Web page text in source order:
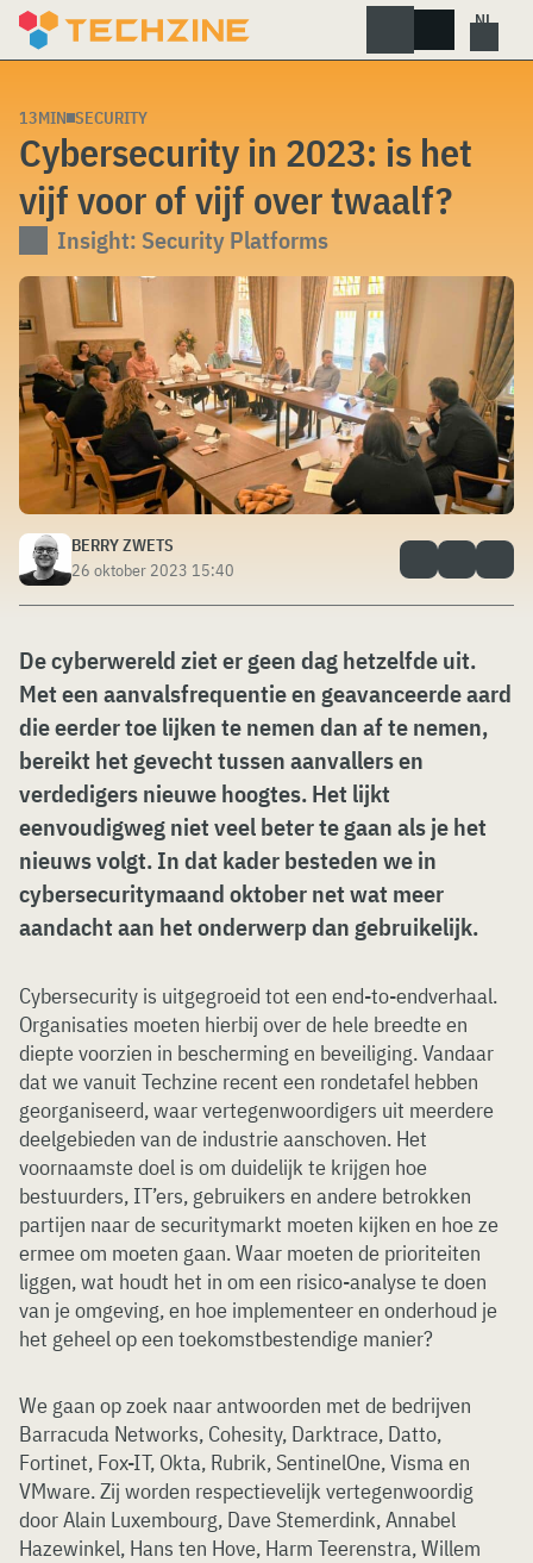
Skip
13MIN SECURITY
Cybersecurity in 2023: is het
vijf voor of vijf over twaalf?
Insight: Security Platforms
BERRY ZWETS
26 oktober 2023 15:40
De cyberwereld ziet er geen dag hetzelfde uit.
Met een aanvalsfrequentie en geavanceerde aard
die eerder toe lijken te nemen dan af te nemen,
bereikt het gevecht tussen aanvallers en
verdedigers nieuwe hoogtes. Het lijkt
eenvoudigweg niet veel beter te gaan als je het
nieuws volgt. In dat kader besteden we in
cybersecuritymaand oktober net wat meer
aandacht aan het onderwerp dan gebruikelijk.
Cybersecurity is uitgegroeid tot een end-to-endverhaal.
Organisaties moeten hierbij over de hele breedte en
diepte voorzien in bescherming en beveiliging. Vandaar
dat we vanuit Techzine recent een rondetafel hebben
georganiseerd, waar vertegenwoordigers uit meerdere
deelgebieden van de industrie aanschoven. Het
voornaamste doel is om duidelijk te krijgen hoe
bestuurders, IT’ers, gebruikers en andere betrokken
partijen naar de securitymarkt moeten kijken en hoe ze
ermee om moeten gaan. Waar moeten de prioriteiten
liggen, wat houdt het in om een risico-analyse te doen
van je omgeving, en hoe implementeer en onderhoud je
het geheel op een toekomstbestendige manier?
We gaan op zoek naar antwoorden met de bedrijven
Barracuda Networks, Cohesity, Darktrace, Datto,
Fortinet, Fox-IT, Okta, Rubrik, SentinelOne, Visma en
VMware. Zij worden respectievelijk vertegenwoordig
door Alain Luxembourg, Dave Stemerdink, Annabel
Hazewinkel, Hans ten Hove, Harm Teerenstra, Willem